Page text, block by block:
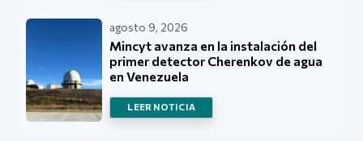
agosto 9, 2026
Mincyt avanza en la instalación del
primer detector Cherenkov de agua
en Venezuela
LEER NOTICIA